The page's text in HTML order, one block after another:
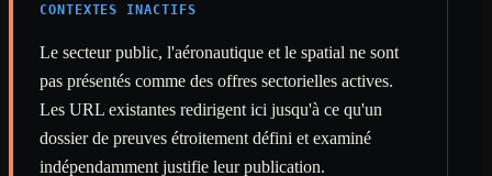
CONTEXTES INACTIFS
Le secteur public, l'aéronautique et le spatial ne sont
pas présentés comme des offres sectorielles actives.
Les URL existantes redirigent ici jusqu'à ce qu'un
dossier de preuves étroitement défini et examiné
indépendamment justifie leur publication.